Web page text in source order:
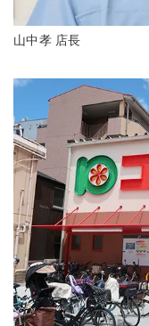
山中孝 店長